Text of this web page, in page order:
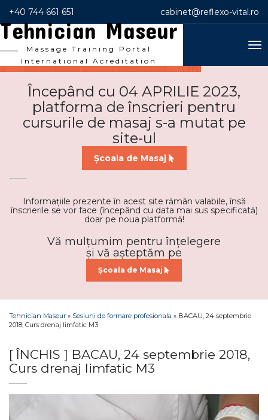
+40 744 661 651 cabinet@reflexo-vital.ro
Tehnician Maseur
Massage Training Portal
International Acreditation
Începând cu 04 APRILIE 2023,
platforma de înscrieri pentru
cursurile de masaj s-a mutat pe
site-ul
Școala de Masaj
Informațiile prezente în acest site rămân valabile, însă
înscrierile se vor face (începând cu data mai sus specificată)
doar pe noua platformă!
Vă mulțumim pentru înțelegere
și vă așteptăm pe
Școala de Masaj
Tehnician Maseur » Sesiuni de formare profesionala » BACAU, 24 septembrie
2018, Curs drenaj limfatic M3
[ ÎNCHIS ] BACAU, 24 septembrie 2018,
Curs drenaj limfatic M3